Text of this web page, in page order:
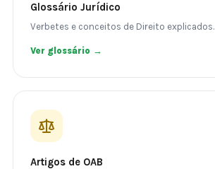
Glossário Jurídico
Verbetes e conceitos de Direito explicados.
Ver glossário →
Artigos de OAB